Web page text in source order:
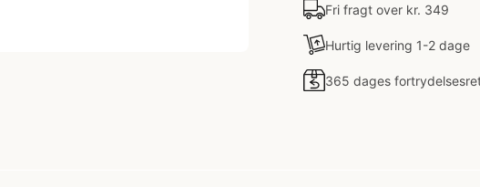
Fri fragt over kr. 349
Hurtig levering 1-2 dage
365 dages